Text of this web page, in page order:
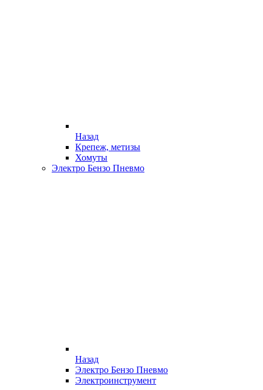
Назад
Крепеж, метизы
Хомуты
Электро Бензо Пневмо
Назад
Электро Бензо Пневмо
Электроинструмент